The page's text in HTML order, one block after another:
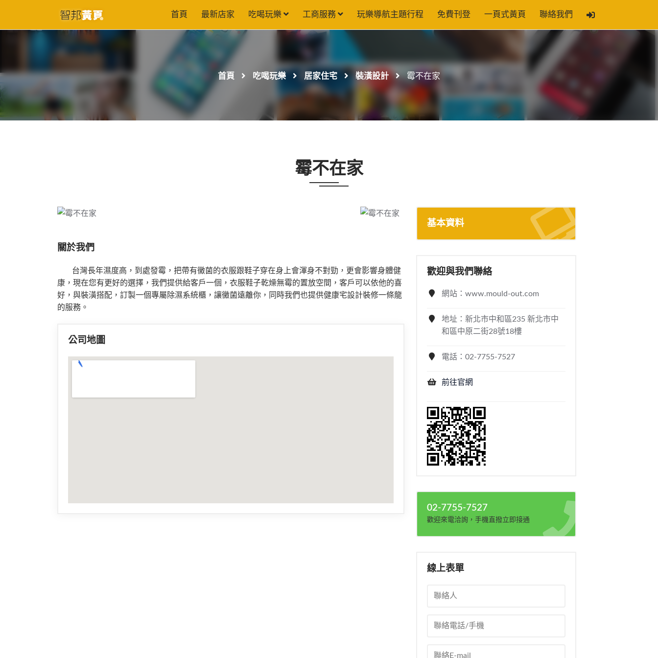
首頁 最新店家 吃喝玩樂 工商服務 玩樂導航主題行程 免費刊登 一頁式黃頁 聯絡我們
首頁 吃喝玩樂 居家住宅 裝潢設計 霉不在家
霉不在家
關於我們
台灣長年濕度高 ，到處發霉，把帶有黴菌的衣服跟鞋子穿在身上會渾身不對勁，更會影響身體健
康，現在您有更好的選擇，我們提供給客戶一個，衣服鞋子乾燥無霉的置放空間，客戶可以依他的喜
好，與裝潢搭配，訂製一個專屬除濕系統櫃，讓黴菌遠離你，同時我們也提供健康宅設計裝修一條龍
的服務。
公司地圖
基本資料
歡迎與我們聯絡
網站：www.mould-out.com
地址：新北市中和區235 新北市中
和區中原二街28號18樓
電話：02-7755-7527
前往官網
02-7755-7527
歡迎來電洽詢，手機直撥立即接通
線上表單